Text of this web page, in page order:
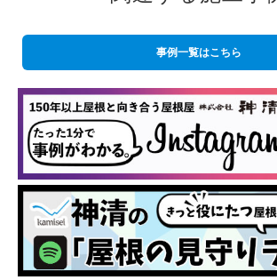
事例一覧はこちら